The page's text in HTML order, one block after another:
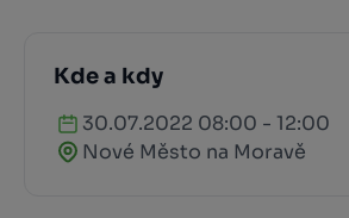
Kde a kdy
30.07.2022 08:00 - 12:00
Nové Město na Moravě